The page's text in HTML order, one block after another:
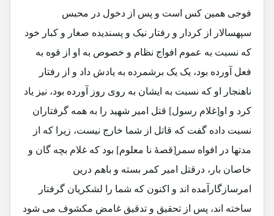
فوجی همین کس است و پس از دخول در محبس
سپهسالار از کردار و رفتار نیک و پسندیده صغار و کبار خود
که نسبت به عموم افواج نظام و خصوص به او از قوه به
فعل آورده بود، یک یک برشمرده به یادش داد و از رفتار
ناهنجار او که نسبت به ایشان به روی روز آورده بود، نیز یاد
کرد و او[غلام رسول] قتل امیر شهید را به همه گرفتاران
نسبت داده گفت که قاتل از شما خارج نیست، زیرا که از
مدتها در افواه سمر[قصۀ نا معلوم] بود که غلام بچه گان و
خاصان بار، درقتل امیر کمر بسته و باهم درین
امرسازگارآمده اند و اکنون که شما را لشکریان گرفتار
ساخته اند، پس از تحقیق و تدقیق غامض مکشوف می شود